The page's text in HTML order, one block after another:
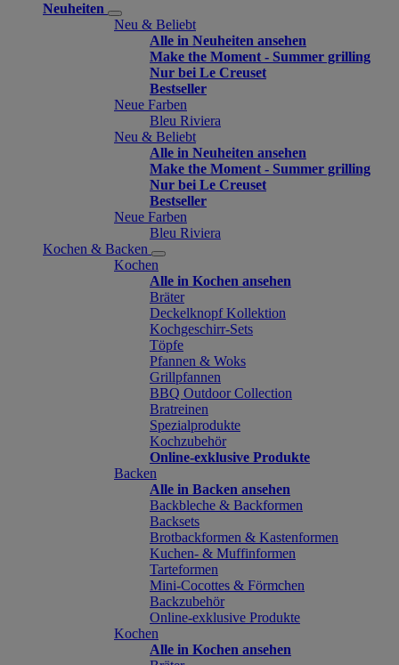
Neuheiten
Neu & Beliebt
Alle in Neuheiten ansehen
Make the Moment - Summer grilling
Nur bei Le Creuset
Bestseller
Neue Farben
Bleu Riviera
Neu & Beliebt
Alle in Neuheiten ansehen
Make the Moment - Summer grilling
Nur bei Le Creuset
Bestseller
Neue Farben
Bleu Riviera
Kochen & Backen
Kochen
Alle in Kochen ansehen
Bräter
Deckelknopf Kollektion
Kochgeschirr-Sets
Töpfe
Pfannen & Woks
Grillpfannen
BBQ Outdoor Collection
Bratreinen
Spezialprodukte
Kochzubehör
Online-exklusive Produkte
Backen
Alle in Backen ansehen
Backbleche & Backformen
Backsets
Brotbackformen & Kastenformen
Kuchen- & Muffinformen
Tarteformen
Mini-Cocottes & Förmchen
Backzubehör
Online-exklusive Produkte
Kochen
Alle in Kochen ansehen